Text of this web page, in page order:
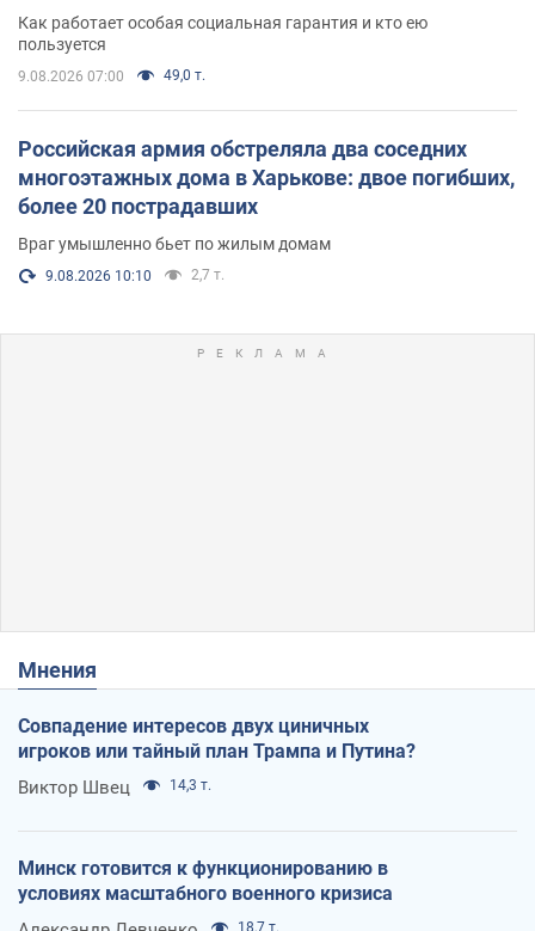
поселился
Как работает особая социальная гарантия и кто ею
пользуется
9.08.2026 07:00 49,0 т.
Российская армия обстреляла два соседних
многоэтажных дома в Харькове: двое погибших,
более 20 пострадавших
Враг умышленно бьет по жилым домам
9.08.2026 10:10 2,7 т.
Мнения
Совпадение интересов двух циничных
игроков или тайный план Трампа и Путина?
Виктор Швец 14,3 т.
Минск готовится к функционированию в
условиях масштабного военного кризиса